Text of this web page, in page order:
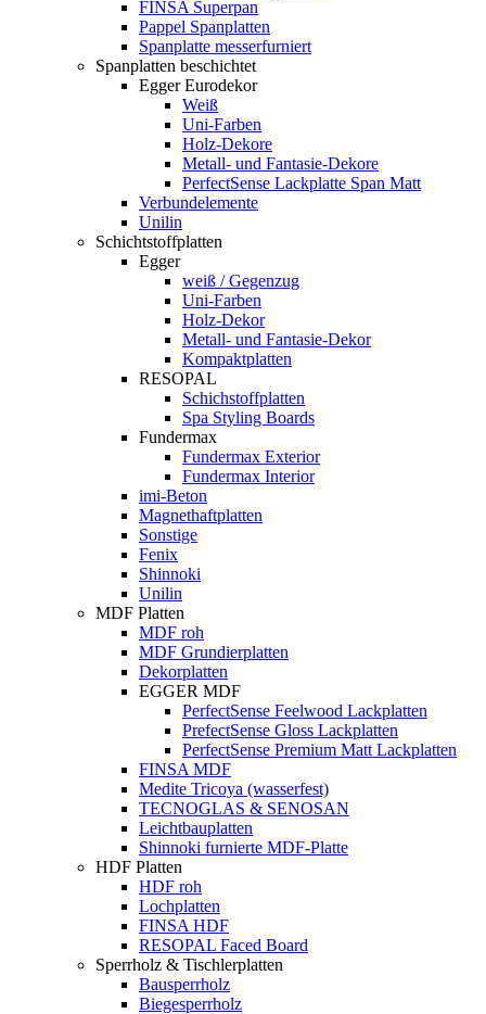
FINSA Superpan
Pappel Spanplatten
Spanplatte messerfurniert
Spanplatten beschichtet
Egger Eurodekor
Weiß
Uni-Farben
Holz-Dekore
Metall- und Fantasie-Dekore
PerfectSense Lackplatte Span Matt
Verbundelemente
Unilin
Schichtstoffplatten
Egger
weiß / Gegenzug
Uni-Farben
Holz-Dekor
Metall- und Fantasie-Dekor
Kompaktplatten
RESOPAL
Schichstoffplatten
Spa Styling Boards
Fundermax
Fundermax Exterior
Fundermax Interior
imi-Beton
Magnethaftplatten
Sonstige
Fenix
Shinnoki
Unilin
MDF Platten
MDF roh
MDF Grundierplatten
Dekorplatten
EGGER MDF
PerfectSense Feelwood Lackplatten
PrefectSense Gloss Lackplatten
PerfectSense Premium Matt Lackplatten
FINSA MDF
Medite Tricoya (wasserfest)
TECNOGLAS & SENOSAN
Leichtbauplatten
Shinnoki furnierte MDF-Platte
HDF Platten
HDF roh
Lochplatten
FINSA HDF
RESOPAL Faced Board
Sperrholz & Tischlerplatten
Bausperrholz
Biegesperrholz